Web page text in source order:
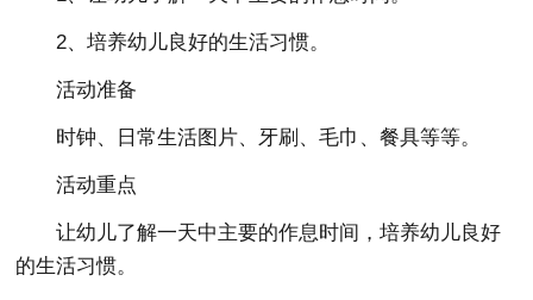
2、培养幼儿良好的生活习惯。
活动准备
时钟、日常生活图片、牙刷、毛巾、餐具等等。
活动重点
让幼儿了解一天中主要的作息时间，培养幼儿良好
的生活习惯。